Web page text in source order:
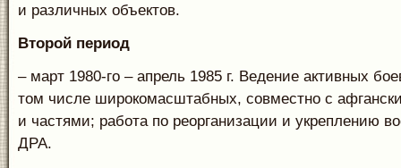
и различных объектов.
Второй период
– март 1980-го – апрель 1985 г. Ведение активных
том числе широкомасштабных, совместно с
и частями; работа по реорганизации и укреплению
ДРА.